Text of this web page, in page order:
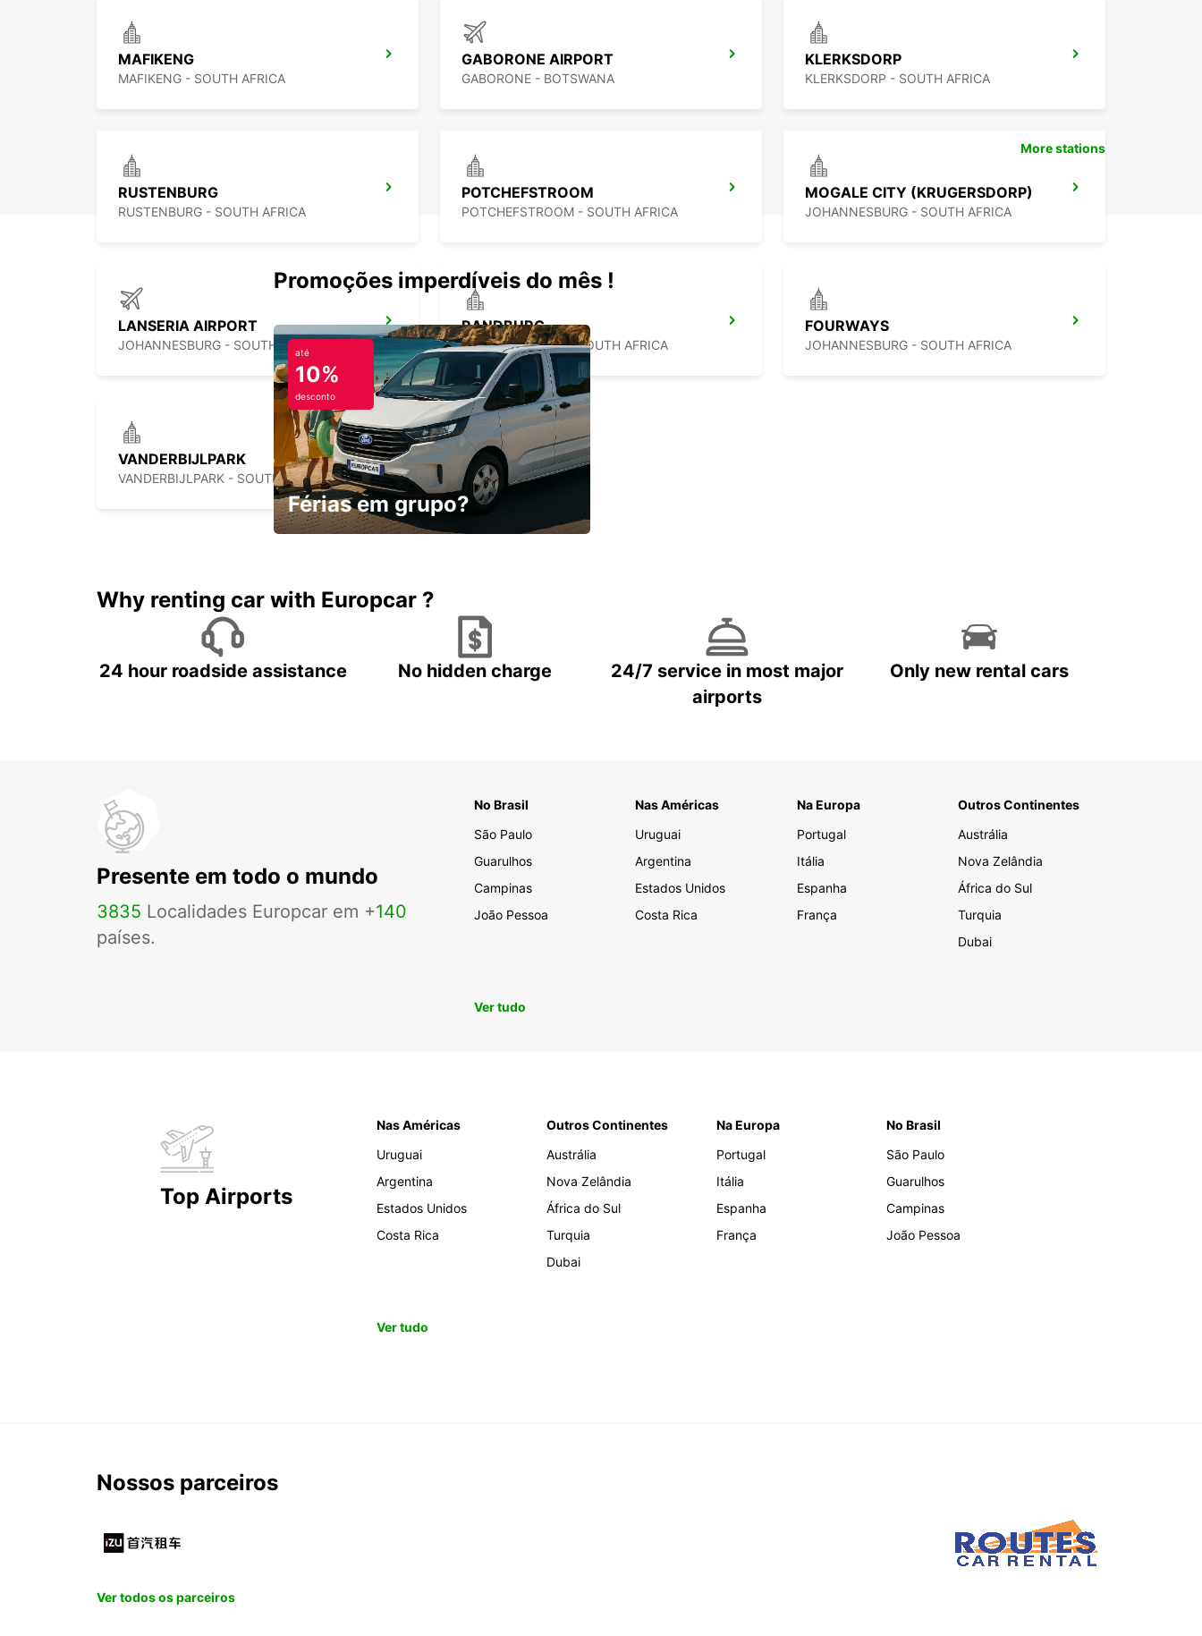
MAFIKENG
MAFIKENG - SOUTH AFRICA
GABORONE AIRPORT
GABORONE - BOTSWANA
KLERKSDORP
KLERKSDORP - SOUTH AFRICA
RUSTENBURG
RUSTENBURG - SOUTH AFRICA
POTCHEFSTROOM
POTCHEFSTROOM - SOUTH AFRICA
MOGALE CITY (KRUGERSDORP)
JOHANNESBURG - SOUTH AFRICA
LANSERIA AIRPORT
JOHANNESBURG - SOUTH AFRICA
RANDBURG
JOHANNESBURG - SOUTH AFRICA
FOURWAYS
JOHANNESBURG - SOUTH AFRICA
VANDERBIJLPARK
VANDERBIJLPARK - SOUTH AFRICA
More stations
Promoções imperdíveis do mês !
até
10%
desconto
Férias em grupo?
Why renting car with Europcar ?
24 hour roadside assistance No hidden charge
24/7 service in most major
airports
Only new rental cars
Presente em todo o mundo
3835 Localidades Europcar em +140
países.
No Brasil
São Paulo
Guarulhos
Campinas
João Pessoa
Nas Américas
Uruguai
Argentina
Estados Unidos
Costa Rica
Na Europa
Portugal
Itália
Espanha
França
Outros Continentes
Austrália
Nova Zelândia
África do Sul
Turquia
Dubai
Ver tudo
Top Airports
Nas Américas
Uruguai
Argentina
Estados Unidos
Costa Rica
Outros Continentes
Austrália
Nova Zelândia
África do Sul
Turquia
Dubai
Na Europa
Portugal
Itália
Espanha
França
No Brasil
São Paulo
Guarulhos
Campinas
João Pessoa
Ver tudo
Nossos parceiros
Ver todos os parceiros